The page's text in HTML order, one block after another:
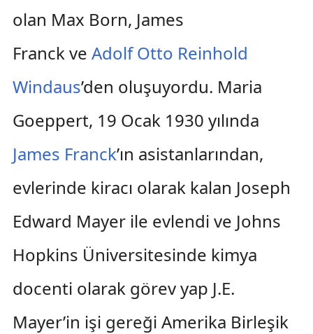
olan Max Born, James
Franck ve Adolf Otto Reinhold
Windaus’den oluşuyordu. Maria
Goeppert, 19 Ocak 1930 yılında
James Franck’ın asistanlarından,
evlerinde kiracı olarak kalan Joseph
Edward Mayer ile evlendi ve Johns
Hopkins Üniversitesinde kimya
docenti olarak görev yap J.E.
Mayer’in işi gereği Amerika Birleşik